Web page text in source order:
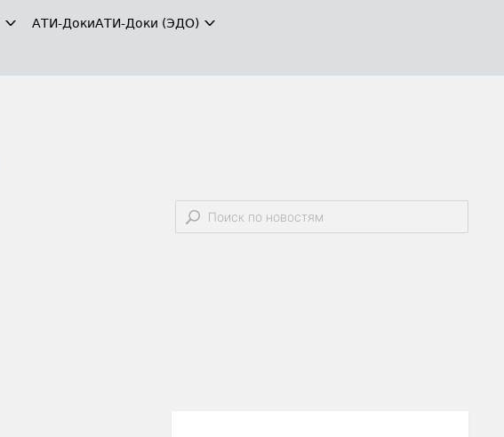
АТИ-ДокиАТИ-Доки (ЭДО)